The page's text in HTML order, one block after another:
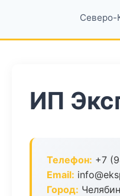
Северо-
ИП
Телефон: +7
Email:
Город: